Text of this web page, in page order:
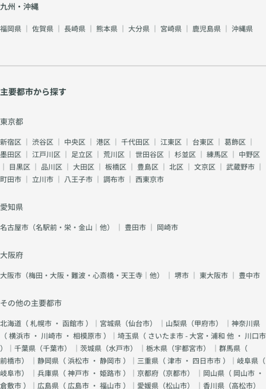
九州・沖縄
福岡県 ｜ 佐賀県 ｜ 長崎県 ｜ 熊本県 ｜ 大分県 ｜ 宮崎県 ｜ 鹿児島県 ｜ 沖縄県
主要都市から探す
東京都
新宿区 ｜ 渋谷区 ｜ 中央区 ｜ 港区 ｜ 千代田区 ｜ 江東区 ｜ 台東区 ｜ 葛飾区 ｜
墨田区 ｜ 江戸川区 ｜ 足立区 ｜ 荒川区 ｜ 世田谷区 ｜ 杉並区 ｜ 練馬区 ｜ 中野区
｜ 目黒区 ｜ 品川区 ｜ 大田区 ｜ 板橋区 ｜ 豊島区 ｜ 北区 ｜ 文京区 ｜ 武蔵野市 ｜
町田市 ｜ 立川市 ｜ 八王子市 ｜ 調布市 ｜ 西東京市
愛知県
名古屋市（名駅前・栄・金山｜他） ｜ 豊田市 ｜ 岡崎市
大阪府
大阪市（梅田・大阪・難波・心斎橋・天王寺｜他） ｜ 堺市 ｜ 東大阪市 ｜ 豊中市
その他の主要都市
北海道（札幌市 ・ 函館市）｜宮城県（仙台市） ｜山梨県（甲府市） ｜神奈川県
（横浜市 ・ 川崎市 ・ 相模原市）｜埼玉県（ さいたま市 - 大宮・浦和 他 ・ 川口市
）｜千葉県（千葉市） ｜茨城県（水戸市） ｜栃木県（宇都宮市） ｜群馬県（
前橋市） ｜静岡県（浜松市 ・ 静岡市）｜三重県（津市 ・ 四日市市）｜岐阜県（
岐阜市） ｜兵庫県（神戸市 ・ 姫路市）｜京都府（京都市） ｜岡山県（ 岡山市 ・
倉敷市）｜広島県（ 広島市 ・ 福山市）｜愛媛県（松山市） ｜香川県（高松市）